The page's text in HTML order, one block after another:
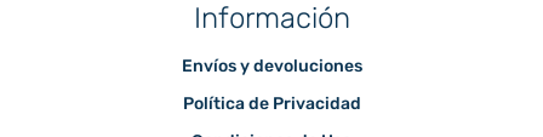
Información
Envíos y devoluciones
Política de Privacidad